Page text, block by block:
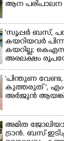
ആന പരിപാലന
'സൂപ്പർ ബസ്,
കയറിയവർ
കയറില്ല;
അരലക്ഷം
"പിന്തുണ വേണ്ട,​
കുത്തരുത് ",
അർജുൻ
അമിത
ട്രാൻ. ബസ്